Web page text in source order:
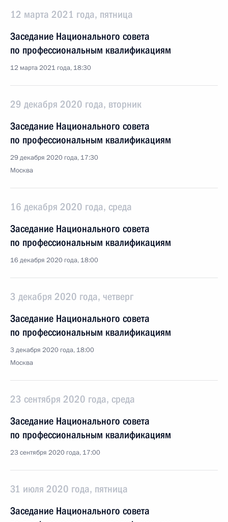
12 марта 2021 года, пятница
Заседание Национального совета
по профессиональным квалификациям
12 марта 2021 года, 18:30
29 декабря 2020 года, вторник
Заседание Национального совета
по профессиональным квалификациям
29 декабря 2020 года, 17:30
Москва
16 декабря 2020 года, среда
Заседание Национального совета
по профессиональным квалификациям
16 декабря 2020 года, 18:00
3 декабря 2020 года, четверг
Заседание Национального совета
по профессиональным квалификациям
3 декабря 2020 года, 18:00
Москва
23 сентября 2020 года, среда
Заседание Национального совета
по профессиональным квалификациям
23 сентября 2020 года, 17:00
31 июля 2020 года, пятница
Заседание Национального совета